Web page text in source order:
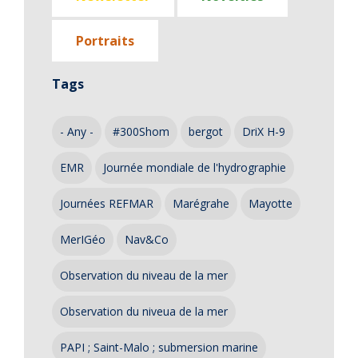
Portraits
Tags
- Any - #300Shom bergot DriX H-9
EMR Journée mondiale de l'hydrographie
Journées REFMAR Marégrahe Mayotte
MerIGéo Nav&Co
Observation du niveau de la mer
Observation du niveua de la mer
PAPI ; Saint-Malo ; submersion marine